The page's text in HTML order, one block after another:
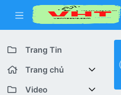
Trang Tin
Trang chủ
Diễn đàn
Video